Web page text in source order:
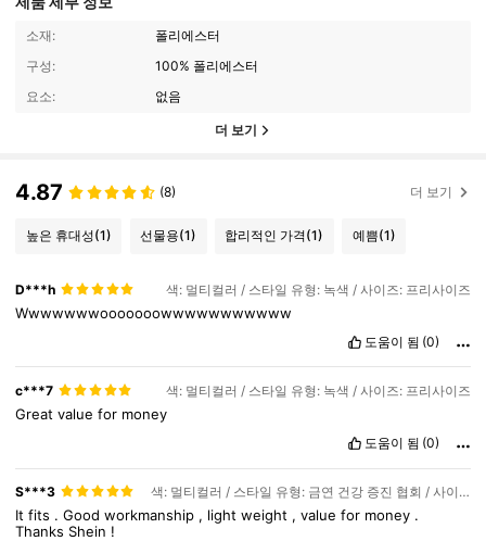
소재:
폴리에스터
구성:
100% 폴리에스터
요소:
없음
더 보기
4.87 (8) 더 보기
높은 휴대성(1) 선물용(1) 합리적인 가격(1) 예쁨(1)
D***h 색: 멀티컬러 / 스타일 유형: 녹색 / 사이즈: 프리사이즈
Wwwwwwwooooooowwwwwwwwwww
도움이 됨 (0)
c***7 색: 멀티컬러 / 스타일 유형: 녹색 / 사이즈: 프리사이즈
Greatvaluefor money
도움이 됨 (0)
S***3 색: 멀티컬러 / 스타일 유형: 금연 건강 증진 협회 / 사이즈: 프리사이즈
Itfits .Goodworkmanship , lightweight ,valuefor money .
Thanks Shein !